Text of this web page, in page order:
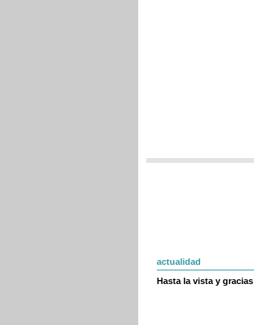
actualidad
Hasta la vista y gracias